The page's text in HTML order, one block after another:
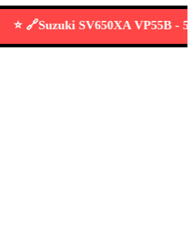
Suzuki SV650XA VP55B -549